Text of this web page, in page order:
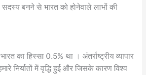
सदस्य बनने से भारत को होनेवाले लाभों की
भारत का हिस्सा 0.5% था । अंतर्राष्ट्रीय व्यापार
निर्यातों में वृद्धि हुई और जिसके कारण विश्व